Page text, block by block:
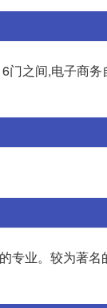
门之间,电子商务
专业。较为著名